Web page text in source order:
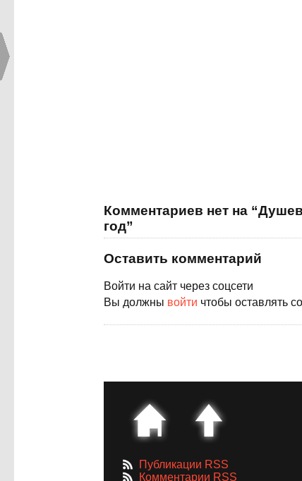
Комментариев нет на
год”
Оставить комментарий
Войти на сайт через соцсети
Вы должны войти чтобы оставлять
Публикации RSS
Комментарии RSS